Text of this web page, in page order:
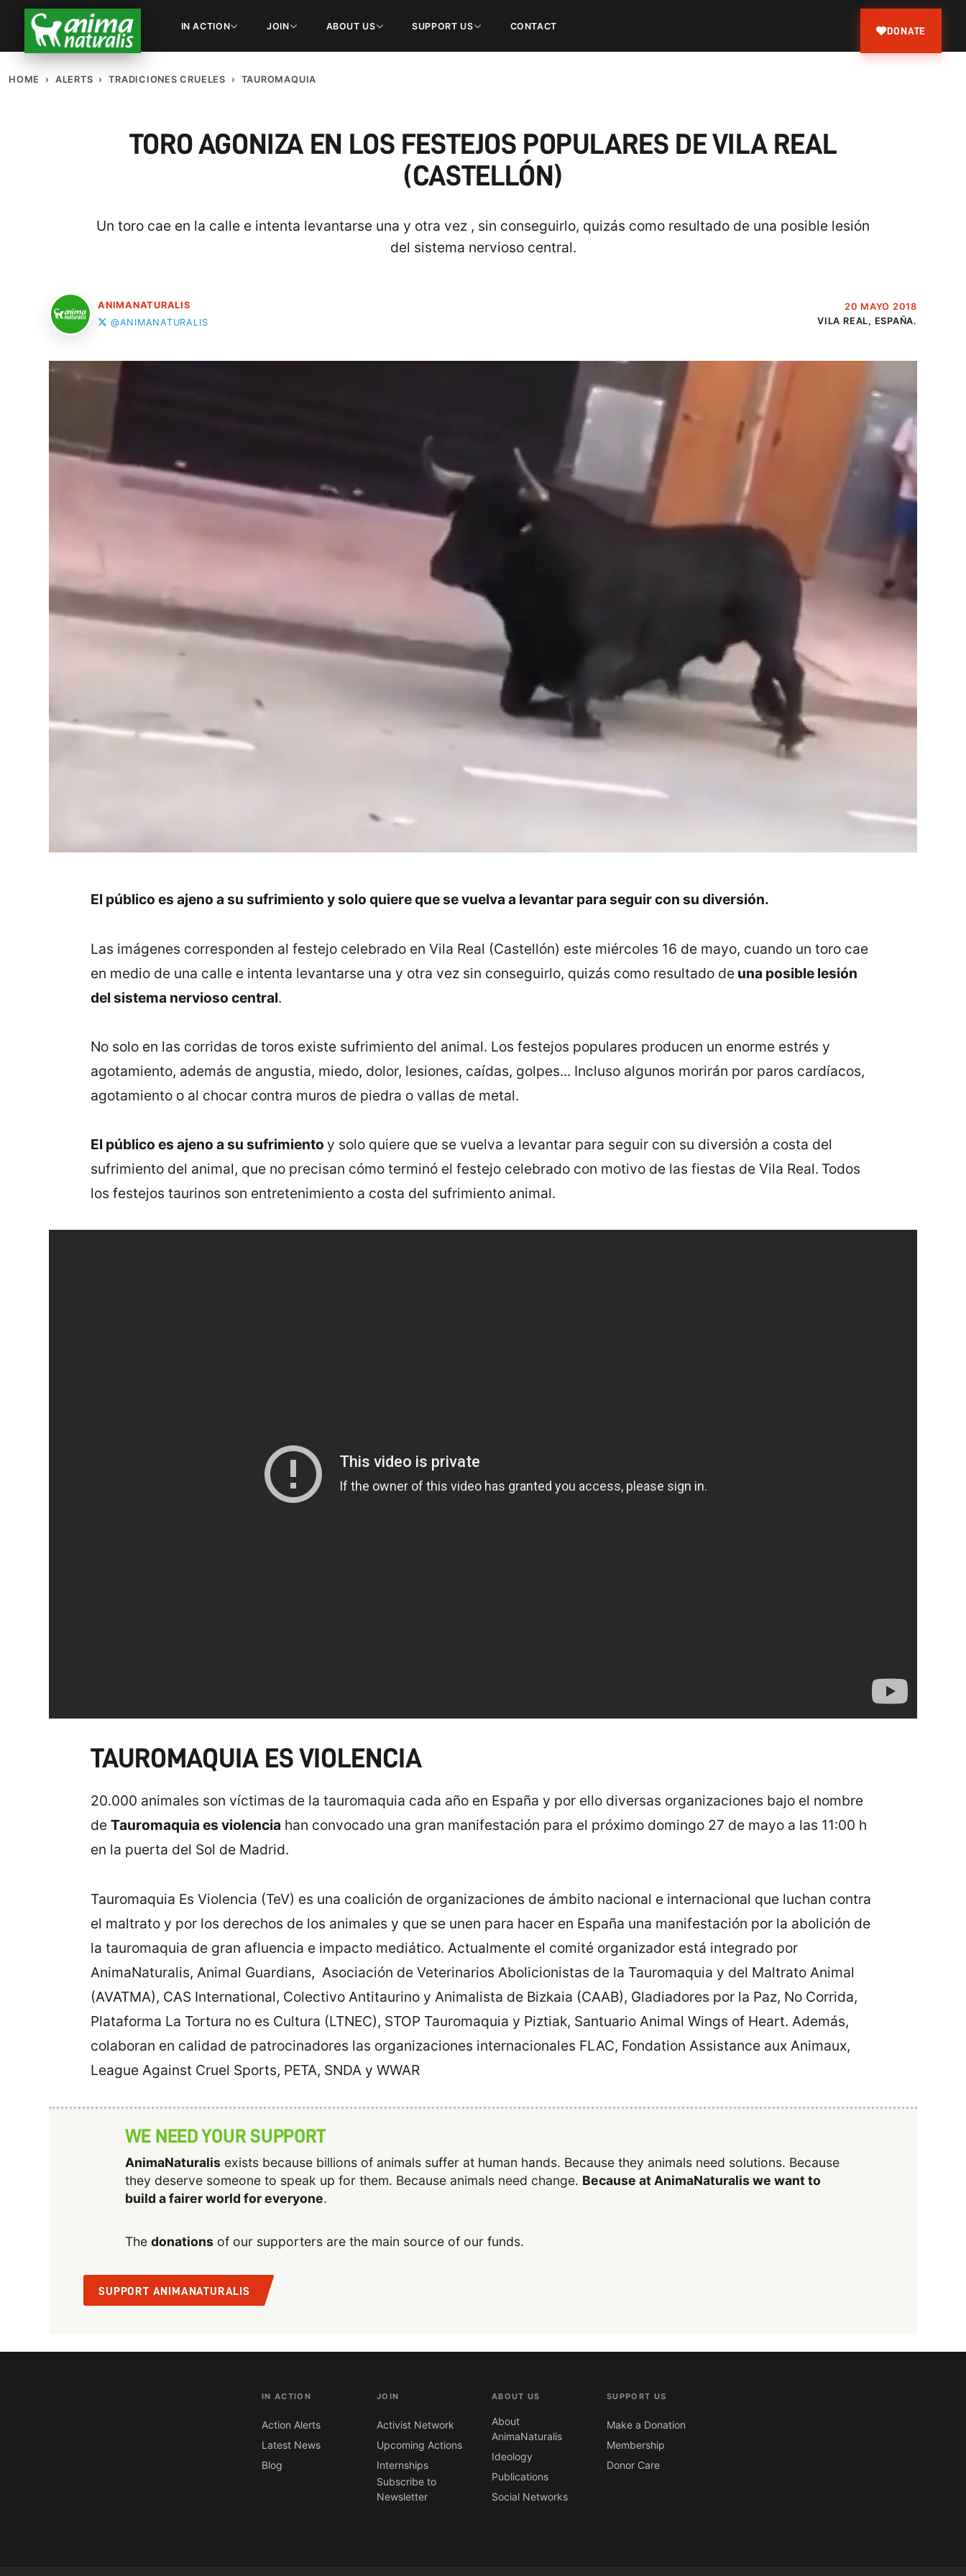
IN ACTION JOIN ABOUT US SUPPORT US CONTACT DONATE
HOME ALERTS TRADICIONES CRUELES TAUROMAQUIA
TORO AGONIZA EN LOS FESTEJOS POPULARES DE VILA REAL
(CASTELLÓN)
Un toro cae en la calle e intenta levantarse una y otra vez , sin conseguirlo, quizás como resultado de una posible lesión
del sistema nervioso central.
ANIMANATURALIS
@ANIMANATURALIS
20 MAYO 2018
VILA REAL, ESPAÑA.
El público es ajeno a su sufrimiento y solo quiere que se vuelva a levantar para seguir con su diversión.
Las imágenes corresponden al festejo celebrado en Vila Real (Castellón) este miércoles 16 de mayo, cuando un toro cae
en medio de una calle e intenta levantarse una y otra vez sin conseguirlo, quizás como resultado deuna posible lesión
del sistema nervioso central.
No solo en las corridas de toros existe sufrimiento del animal. Los festejos populares producen un enorme estrés y
agotamiento, además de angustia, miedo, dolor, lesiones, caídas, golpes... Incluso algunos morirán por paros cardíacos,
agotamiento o al chocar contra muros de piedra o vallas de metal.
El público es ajeno a su sufrimiento y solo quiere que se vuelva a levantar para seguir con su diversión a costa del
sufrimiento del animal, que no precisan cómo terminó el festejo celebrado con motivo de las fiestas de Vila Real. Todos
los festejos taurinos son entretenimiento a costa del sufrimiento animal.
TAUROMAQUIA ES VIOLENCIA
20.000 animales son víctimas de la tauromaquia cada año en España y por ello diversas organizaciones bajo el nombre
de Tauromaquia es violencia han convocado una gran manifestación para el próximo domingo 27 de mayo a las 11:00 h
en la puerta del Sol de Madrid.
Tauromaquia Es Violencia (TeV) es una coalición de organizaciones de ámbito nacional e internacional que luchan contra
el maltrato y por los derechos de los animales y que se unen para hacer en España una manifestación por la abolición de
la tauromaquia de gran afluencia e impacto mediático. Actualmente el comité organizador está integrado por
AnimaNaturalis, Animal Guardians, Asociación de Veterinarios Abolicionistas de la Tauromaquia y del Maltrato Animal
(AVATMA), CAS International, Colectivo Antitaurino y Animalista de Bizkaia (CAAB), Gladiadores por la Paz, No Corrida,
Plataforma La Tortura no es Cultura (LTNEC), STOP Tauromaquia y Piztiak, Santuario Animal Wings of Heart. Además,
colaboran en calidad de patrocinadores las organizaciones internacionales FLAC, Fondation Assistance aux Animaux,
League Against Cruel Sports, PETA, SNDA y WWAR
WE NEED YOUR SUPPORT
AnimaNaturalisexists because billions of animals suffer at human hands. Because they animals need solutions. Because
they deserve someone to speak up for them. Because animals need change. Because at AnimaNaturalis we want to
build a fairer world for everyone.
The donationsof our supporters are the main source of our funds.
SUPPORT ANIMANATURALIS
IN ACTION
Action Alerts
Latest News
Blog
JOIN
Activist Network
Upcoming Actions
Internships
Subscribe to
Newsletter
ABOUT US
About
AnimaNaturalis
Ideology
Publications
Social Networks
SUPPORT US
Make a Donation
Membership
Donor Care